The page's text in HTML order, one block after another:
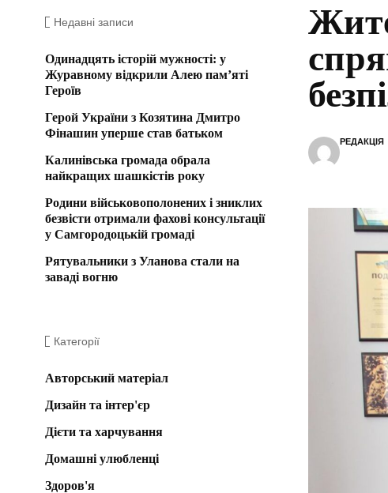
РЕДАКЦІЯ
Недавні записи
Одинадцять історій мужності: у
Журавному відкрили Алею пам’яті
Героїв
Герой України з Козятина Дмитро
Фінашин уперше став батьком
Калинівська громада обрала
найкращих шашкістів року
Родини військовополонених і зниклих
безвісти отримали фахові консультації
у Самгородоцькій громаді
Рятувальники з Уланова стали на
заваді вогню
Категорії
Авторський матеріал
Дизайн та інтер'єр
Дієти та харчування
Домашні улюбленці
Здоров'я